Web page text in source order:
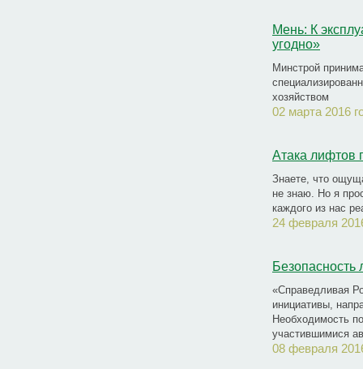
Мень: К
угодно»
Минстрой
хозяйством
02 марта 2016
Атака лифтов
Знаете, что
не знаю. Но я
каждого из нас
24 февраля
«Справедливая
инициативы,
Необходимость
участившимися
08 февраля